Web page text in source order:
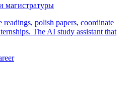
магистратуры
polish papers, coordinate
The AI study assistant that